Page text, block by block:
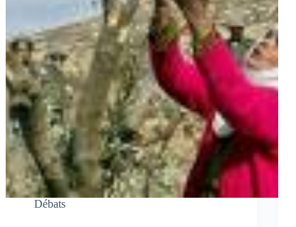
Débats